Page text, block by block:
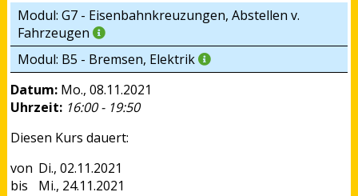
Modul: G7 - Eisenbahnkreuzungen, Abstellen v.
Fahrzeugen
Modul: B5 - Bremsen, Elektrik
Datum: Mo., 08.11.2021
Uhrzeit: 16:00 - 19:50
Diesen Kurs dauert:
Di., 02.11.2021
Mi., 24.11.2021